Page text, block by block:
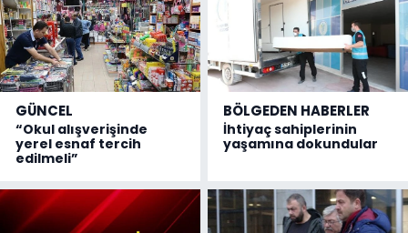
GÜNCEL
“Okul alışverişinde
yerel esnaf tercih
edilmeli”
BÖLGEDEN HABERLER
İhtiyaç sahiplerinin
yaşamına dokundular